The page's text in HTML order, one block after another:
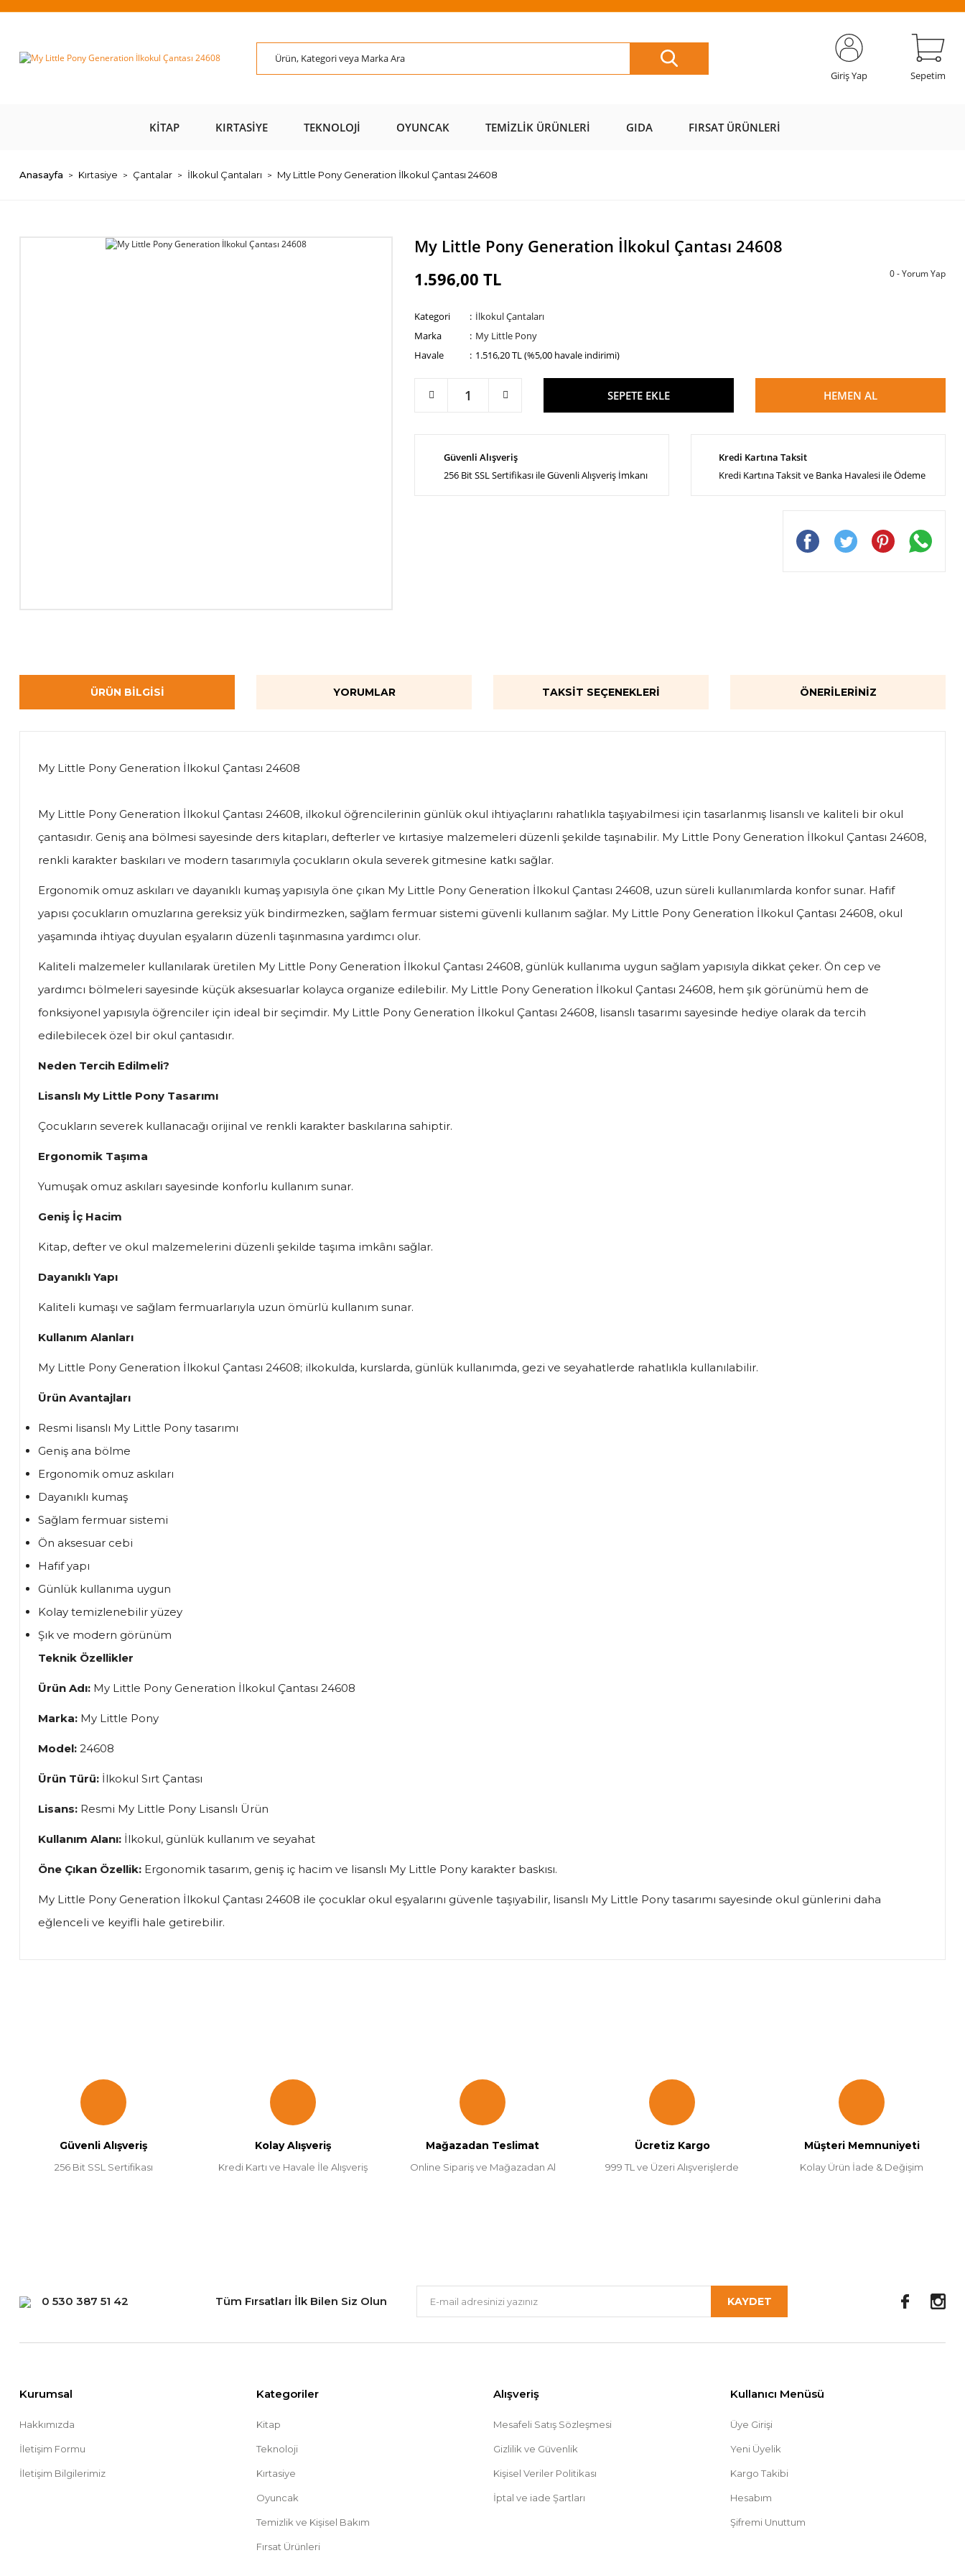
Giriş Yap Sepetim
KITAP KIRTASIYE TEKNOLOJI OYUNCAK TEMIZLIK ÜRÜNLERI GIDA FIRSAT ÜRÜNLERI
Anasayfa Kırtasiye Çantalar İlkokul Çantaları My Little Pony Generation İlkokul Çantası 24608
My Little Pony Generation İlkokul Çantası 24608
1.596,00 TL
0 - Yorum Yap
Kategori
İlkokul Çantaları
Marka
My Little Pony
Havale
1.516,20 TL (%5,00 havale indirimi)
SEPETE EKLE HEMEN AL
Güvenli Alışveriş
256 Bit SSL Sertifikası ile Güvenli Alışveriş İmkanı
Kredi Kartına Taksit
Kredi Kartına Taksit ve Banka Havalesi ile Ödeme
ÜRÜN BILGISI YORUMLAR TAKSIT SEÇENEKLERI ÖNERILERINIZ
My Little Pony Generation İlkokul Çantası 24608
My Little Pony Generation İlkokul Çantası 24608, ilkokul öğrencilerinin günlük okul ihtiyaçlarını rahatlıkla taşıyabilmesi için tasarlanmış lisanslı ve kaliteli bir okul
çantasıdır. Geniş ana bölmesi sayesinde ders kitapları, defterler ve kırtasiye malzemeleri düzenli şekilde taşınabilir. My Little Pony Generation İlkokul Çantası 24608,
renkli karakter baskıları ve modern tasarımıyla çocukların okula severek gitmesine katkı sağlar.
Ergonomik omuz askıları ve dayanıklı kumaş yapısıyla öne çıkan My Little Pony Generation İlkokul Çantası 24608, uzun süreli kullanımlarda konfor sunar. Hafif
yapısı çocukların omuzlarına gereksiz yük bindirmezken, sağlam fermuar sistemi güvenli kullanım sağlar. My Little Pony Generation İlkokul Çantası 24608, okul
yaşamında ihtiyaç duyulan eşyaların düzenli taşınmasına yardımcı olur.
Kaliteli malzemeler kullanılarak üretilen My Little Pony Generation İlkokul Çantası 24608, günlük kullanıma uygun sağlam yapısıyla dikkat çeker. Ön cep ve
yardımcı bölmeleri sayesinde küçük aksesuarlar kolayca organize edilebilir. My Little Pony Generation İlkokul Çantası 24608, hem şık görünümü hem de
fonksiyonel yapısıyla öğrenciler için ideal bir seçimdir. My Little Pony Generation İlkokul Çantası 24608, lisanslı tasarımı sayesinde hediye olarak da tercih
edilebilecek özel bir okul çantasıdır.
Neden Tercih Edilmeli?
Lisanslı My Little Pony Tasarımı
Çocukların severek kullanacağı orijinal ve renkli karakter baskılarına sahiptir.
Ergonomik Taşıma
Yumuşak omuz askıları sayesinde konforlu kullanım sunar.
Geniş İç Hacim
Kitap, defter ve okul malzemelerini düzenli şekilde taşıma imkânı sağlar.
Dayanıklı Yapı
Kaliteli kumaşı ve sağlam fermuarlarıyla uzun ömürlü kullanım sunar.
Kullanım Alanları
My Little Pony Generation İlkokul Çantası 24608; ilkokulda, kurslarda, günlük kullanımda, gezi ve seyahatlerde rahatlıkla kullanılabilir.
Ürün Avantajları
Resmi lisanslı My Little Pony tasarımı
Geniş ana bölme
Ergonomik omuz askıları
Dayanıklı kumaş
Sağlam fermuar sistemi
Ön aksesuar cebi
Hafif yapı
Günlük kullanıma uygun
Kolay temizlenebilir yüzey
Şık ve modern görünüm
Teknik Özellikler
Ürün Adı: My Little Pony Generation İlkokul Çantası 24608
Marka: My Little Pony
Model: 24608
Ürün Türü: İlkokul Sırt Çantası
Lisans: Resmi My Little Pony Lisanslı Ürün
Kullanım Alanı: İlkokul, günlük kullanım ve seyahat
Öne Çıkan Özellik: Ergonomik tasarım, geniş iç hacim ve lisanslı My Little Pony karakter baskısı.
My Little Pony Generation İlkokul Çantası 24608 ile çocuklar okul eşyalarını güvenle taşıyabilir, lisanslı My Little Pony tasarımı sayesinde okul günlerini daha
eğlenceli ve keyifli hale getirebilir.
Ürün açıklamasında eksik bilgiler bulunuyor.
Ürün bilgilerinde hatalar bulunuyor.
Gönder
Güvenli Alışveriş
256 Bit SSL Sertifikası
Kolay Alışveriş
Kredi Kartı ve Havale İle Alışveriş
Mağazadan Teslimat
Online Sipariş ve Mağazadan Al
Ücretiz Kargo
999 TL ve Üzeri Alışverişlerde
Müşteri Memnuniyeti
Kolay Ürün İade & Değişim
0 530 387 51 42 Tüm Fırsatları İlk Bilen Siz Olun KAYDET
Kurumsal
Hakkımızda
İletişim Formu
İletişim Bilgilerimiz
Kategoriler
Kitap
Teknoloji
Kırtasiye
Oyuncak
Temizlik ve Kişisel Bakım
Fırsat Ürünleri
Alışveriş
Mesafeli Satış Sözleşmesi
Gizlilik ve Güvenlik
Kişisel Veriler Politikası
İptal ve iade Şartları
Kullanıcı Menüsü
Üye Girişi
Yeni Üyelik
Kargo Takibi
Hesabım
Şifremi Unuttum